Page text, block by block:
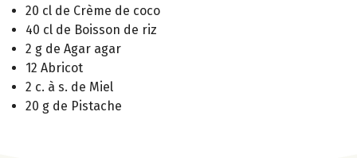
20 cl de Crème de coco
40 cl de Boisson de riz
2 g de Agar agar
12 Abricot
2 c. à s. de Miel
20 g de Pistache